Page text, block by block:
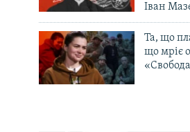
Іван
Та, що
що мріє